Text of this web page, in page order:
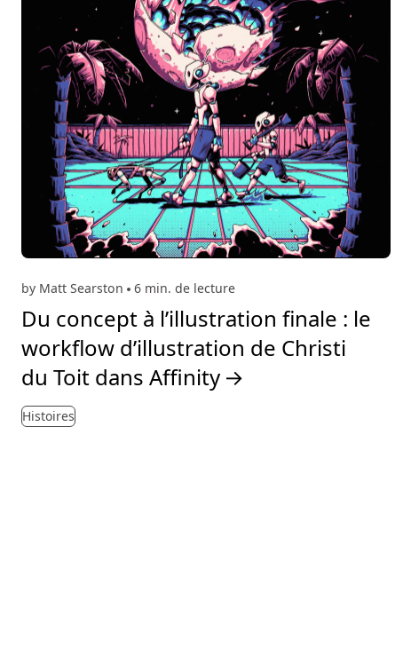
by Matt Searston 6 min. de lecture
Du concept à l’illustration finale : le
workflow d’illustration de Christi
du Toit dans Affinity →
Histoires